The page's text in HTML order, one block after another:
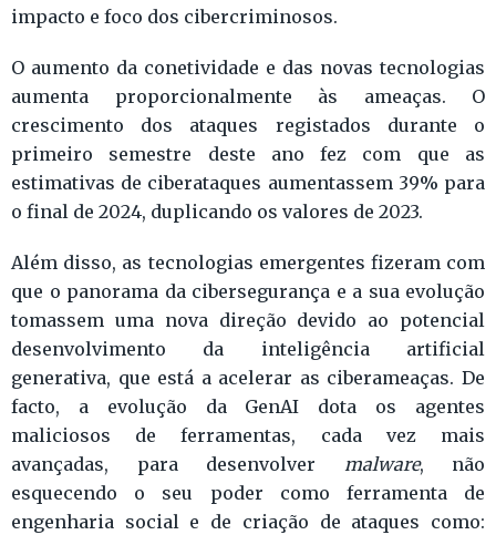
impacto e foco dos cibercriminosos.
O aumento da conetividade e das novas tecnologias
aumenta proporcionalmente às ameaças. O
crescimento dos ataques registados durante o
primeiro semestre deste ano fez com que as
estimativas de ciberataques aumentassem 39% para
o final de 2024, duplicando os valores de 2023.
Além disso, as tecnologias emergentes fizeram com
que o panorama da cibersegurança e a sua evolução
tomassem uma nova direção devido ao potencial
desenvolvimento da inteligência artificial
generativa, que está a acelerar as ciberameaças. De
facto, a evolução da GenAI dota os agentes
maliciosos de ferramentas, cada vez mais
avançadas, para desenvolver malware, não
esquecendo o seu poder como ferramenta de
engenharia social e de criação de ataques como: